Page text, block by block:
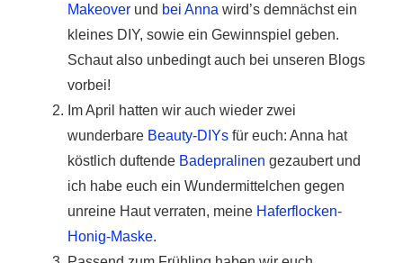
Makeover und bei Anna wird’s demnächst ein
kleines DIY, sowie ein Gewinnspiel geben.
Schaut also unbedingt auch bei unseren Blogs
vorbei!
Im April hatten wir auch wieder zwei
wunderbare Beauty-DIYs für euch: Anna hat
köstlich duftende Badepralinen gezaubert und
ich habe euch ein Wundermittelchen gegen
unreine Haut verraten, meine Haferflocken-
Honig-Maske.